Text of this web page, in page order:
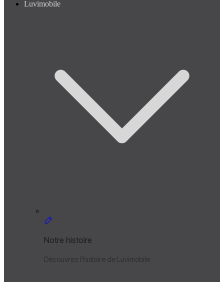
Luvimobile
Notre histoire
Découvrez l'histoire de Luvimobile